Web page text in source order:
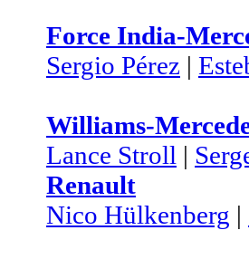
Force India-
Sergio Pérez |
Williams-
Lance Stroll |
Renault
Nico Hülkenberg |